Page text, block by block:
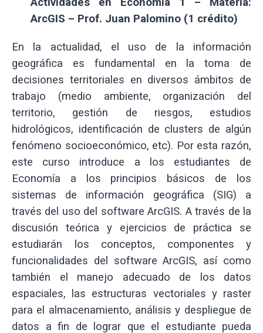
ArcGIS – Prof. Juan Palomino (1 crédito)
En la actualidad, el uso de la información
geográfica es fundamental en la toma de
decisiones territoriales en diversos ámbitos de
trabajo (medio ambiente, organización del
territorio, gestión de riesgos, estudios
hidrológicos, identificación de clusters de algún
fenómeno socioeconómico, etc). Por esta razón,
este curso introduce a los estudiantes de
Economía a los principios básicos de los
sistemas de información geográfica (SIG) a
través del uso del software ArcGIS. A través de la
discusión teórica y ejercicios de práctica se
estudiarán los conceptos, componentes y
funcionalidades del software ArcGIS, así como
también el manejo adecuado de los datos
espaciales, las estructuras vectoriales y raster
para el almacenamiento, análisis y despliegue de
datos a fin de lograr que el estudiante pueda